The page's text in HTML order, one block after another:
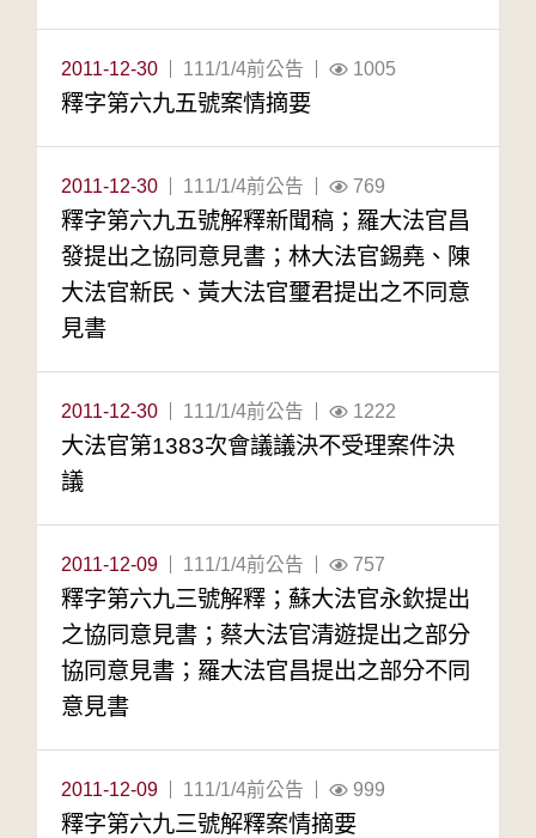
2011-12-30 111/1/4前公告 1005
釋字第六九五號案情摘要
2011-12-30 111/1/4前公告 769
釋字第六九五號解釋新聞稿；羅大法官昌
發提出之協同意見書；林大法官錫堯、陳
大法官新民、黃大法官璽君提出之不同意
見書
2011-12-30 111/1/4前公告 1222
大法官第1383次會議議決不受理案件決
議
2011-12-09 111/1/4前公告 757
釋字第六九三號解釋；蘇大法官永欽提出
之協同意見書；蔡大法官清遊提出之部分
協同意見書；羅大法官昌提出之部分不同
意見書
2011-12-09 111/1/4前公告 999
釋字第六九三號解釋案情摘要